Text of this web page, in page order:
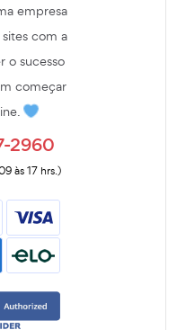
empresa
com a
o sucesso
começar
2960
às 17 hrs.)